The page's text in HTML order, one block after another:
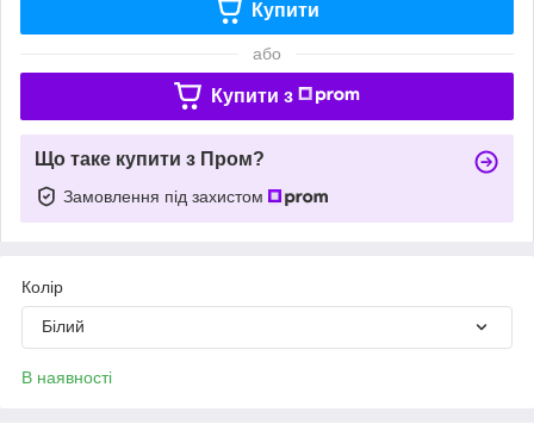
Купити
або
Купити з
Що таке купити з Пром?
Замовлення під захистом
Колір
Білий
В наявності